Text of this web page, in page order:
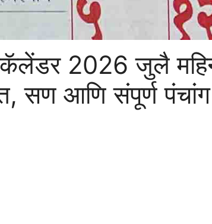
कॅलेंडर 2026 जुलै
सण आणि संपूर्ण पंचांग